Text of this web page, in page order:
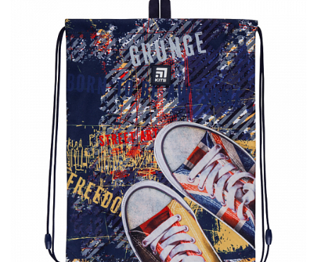
ПЛЯШКИ ДЛЯ ВОДИ
SCHOOL STANDARD
SKYNAME
РОЗПРОДАЖ